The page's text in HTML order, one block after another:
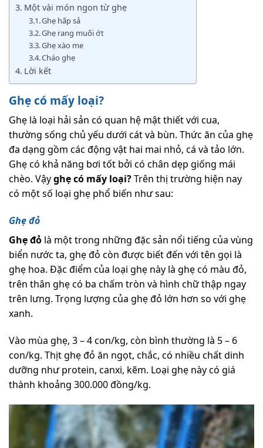
Một vài món ngon từ ghẹ
Ghẹ hấp sả
Ghẹ rang muối ớt
Ghẹ xào me
Cháo ghẹ
Lời kết
Ghẹ có mấy loại?
Ghẹ là loại hải sản có quan hệ mật thiết với cua,
thường sống chủ yếu dưới cát và bùn. Thức ăn của ghẹ
đa dạng gồm các động vật hai mai nhỏ, cá và tảo lớn.
Ghẹ có khả năng bơi tốt bởi có chân dẹp giống mái
chèo. Vậyghẹ có mấy loại?Trên thị trường hiện nay
có một số loại ghẹ phổ biến như sau:
Ghẹ đỏ
Ghẹ đỏ là một trong những đặc sản nổi tiếng của vùng
biển nước ta, ghẹ đỏ còn được biết đến với tên gọi là
ghẹ hoa. Đặc điểm của loại ghẹ này là ghẹ có màu đỏ,
trên thân ghẹ có ba chấm tròn và hình chữ thập ngay
trên lưng. Trọng lượng của ghẹ đỏ lớn hơn so với ghẹ
xanh.
Vào mùa ghẹ, 3 – 4 con/kg, còn bình thường là 5 – 6
con/kg. Thịt ghẹ đỏ ăn ngọt, chắc, có nhiều chất dinh
dưỡng như protein, canxi, kẽm. Loại ghẹ này có giá
thành khoảng 300.000 đồng/kg.